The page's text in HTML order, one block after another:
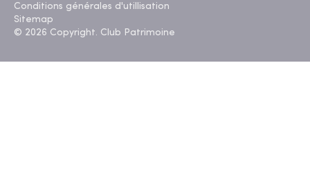
Conditions générales d'utillisation
Sitemap
© 2026 Copyright. Club Patrimoine